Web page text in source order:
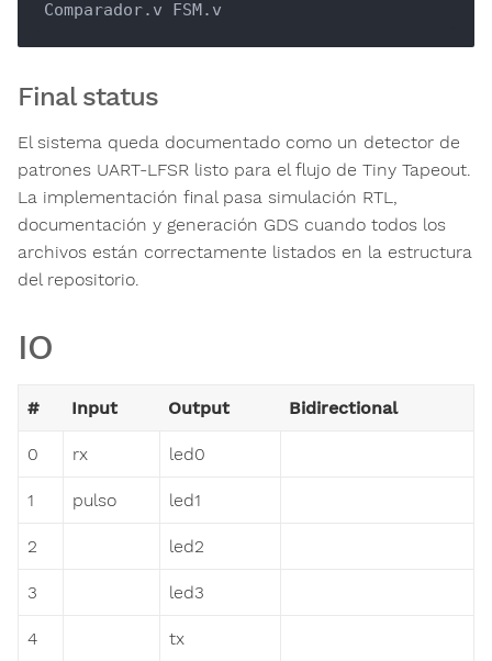
Final status
El sistema queda documentado como un detector de
patrones UART-LFSR listo para el flujo de Tiny Tapeout.
La implementación final pasa simulación RTL,
documentación y generación GDS cuando todos los
archivos están correctamente listados en la estructura
del repositorio.
IO
# Input Output Bidirectional
0 rx led0
1 pulso led1
2 led2
3 led3
4 tx